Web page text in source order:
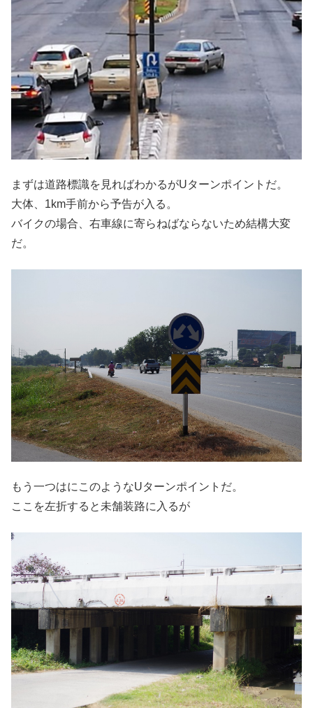
まずは道路標識を見ればわかるがUターンポイントだ。
大体、1km手前から予告が入る。
バイクの場合、右車線に寄らねばならないため結構大変
だ。
もう一つはにこのようなUターンポイントだ。
ここを左折すると未舗装路に入るが